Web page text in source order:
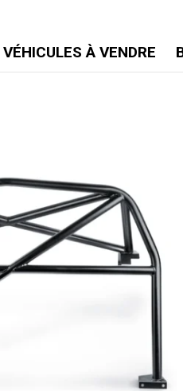
VÉHICULES À VENDRE